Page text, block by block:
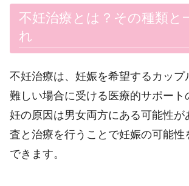
不妊治療とは？その種類と
れ
不妊治療は、妊娠を希望するカップ
難しい場合に受ける医療的サポート
妊の原因は男女両方にある可能性が
査と治療を行うことで妊娠の可能性
できます。